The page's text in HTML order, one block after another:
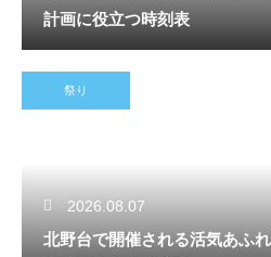
計画に役立つ時刻表
祭り
2026.08.07
北野台で開催される活気あふ